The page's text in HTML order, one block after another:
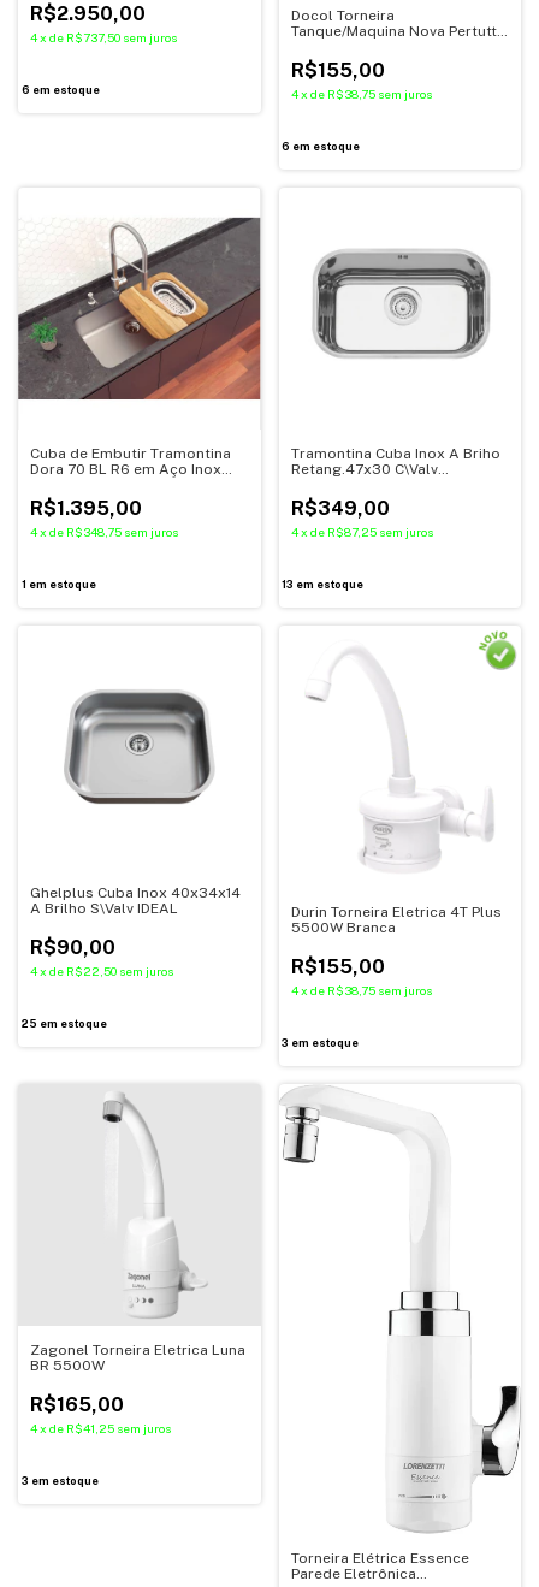
R$2.950,00
4x de R$737,50 sem juros
6 em estoque
Docol Torneira
Tanque/Maquina Nova Pertutti
R$155,00
4 x de R$38,75 sem juros
6 em estoque
Cuba de Embutir Tramontina
Dora 70 BL R6 em Aço Inox
Tábua de Madeira, Cesto
coador e Dosador de Sabão
500 ml
R$1.395,00
4x de R$348,75 sem juros
1 em estoque
Tramontina Cuba Inox A Briho
Retang.47x30 C\Valv
R$349,00
4 x de R$87,25 sem juros
13 em estoque
Ghelplus Cuba Inox 40x34x14
A Brilho S\Valv IDEAL
R$90,00
4x de R$22,50 sem juros
25 em estoque
Durin Torneira Eletrica 4T Plus
5500W Branca
R$155,00
4 x de R$38,75 sem juros
3 em estoque
Zagonel Torneira Eletrica Luna
BR 5500W
R$165,00
4x de R$41,25 sem juros
3 em estoque
Torneira Elétrica Essence
Parede Eletrônica